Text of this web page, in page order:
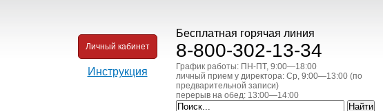
Бесплатная горячая линия
8-800-302-13-34
График работы: ПН-ПТ, 9:00—18:00
личный прием у директора: Ср, 9:00—13:00 (по
предварительной записи)
перерыв на обед: 13:00—14:00
Личный кабинет
Инструкция